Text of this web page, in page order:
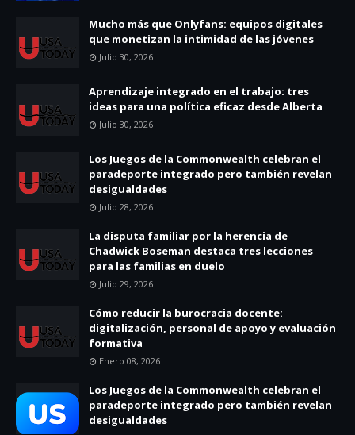
Mucho más que Onlyfans: equipos digitales
que monetizan la intimidad de las jóvenes
Julio 30, 2026
Aprendizaje integrado en el trabajo: tres
ideas para una política eficaz desde Alberta
Julio 30, 2026
Los Juegos de la Commonwealth celebran el
paradeporte integrado pero también revelan
desigualdades
Julio 28, 2026
La disputa familiar por la herencia de
Chadwick Boseman destaca tres lecciones
para las familias en duelo
Julio 29, 2026
Cómo reducir la burocracia docente:
digitalización, personal de apoyo y evaluación
formativa
Enero 08, 2026
Los Juegos de la Commonwealth celebran el
paradeporte integrado pero también revelan
desigualdades